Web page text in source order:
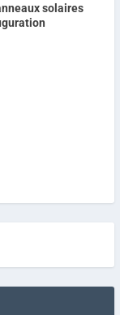
solaires